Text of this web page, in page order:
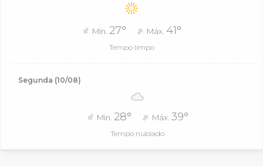
Mín. 27° Máx. 41°
Tempo limpo
Segunda (10/08)
Mín. 28° Máx. 39°
Tempo nublado